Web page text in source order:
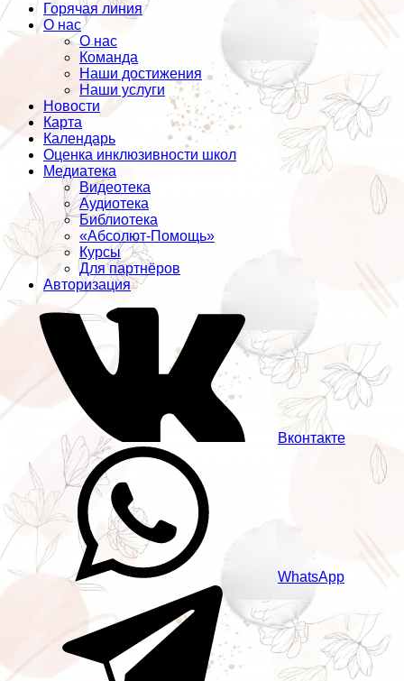
Горячая линия
О нас
О нас
Команда
Наши достижения
Наши услуги
Новости
Карта
Календарь
Оценка инклюзивности школ
Медиатека
Видеотека
Аудиотека
Библиотека
«Абсолют-Помощь»
Курсы
Для партнёров
Авторизация
Вконтакте
WhatsApp